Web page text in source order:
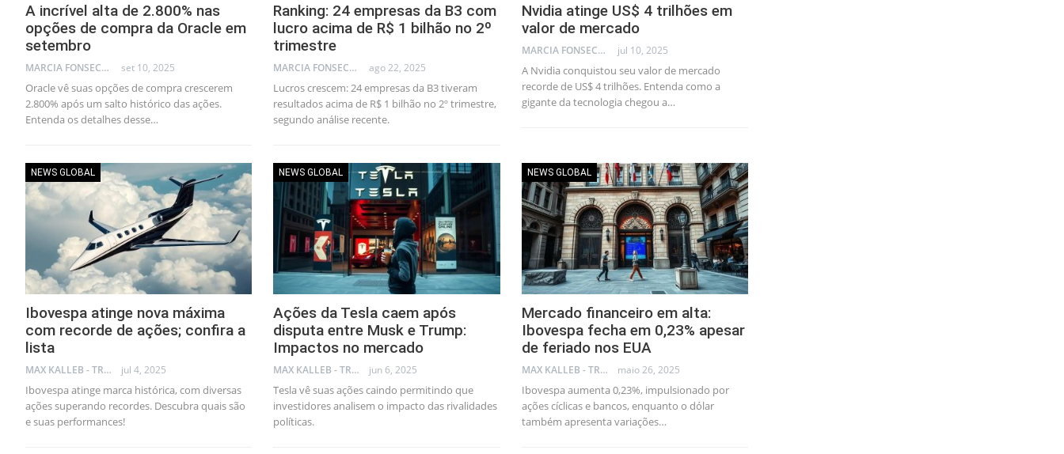
A incrível alta de 2.800% nas
opções de compra da Oracle em
setembro
MARCIA FONSECA - FINANCIAL CONSULTANT set 10, 2025
Oracle vê suas opções de compra crescerem
2.800% após um salto histórico das ações.
Entenda os detalhes desse…
Ranking: 24 empresas da B3 com
lucro acima de R$ 1 bilhão no 2º
trimestre
MARCIA FONSECA - FINANCIAL CONSULTANT ago 22, 2025
Lucros crescem: 24 empresas da B3 tiveram
resultados acima de R$ 1 bilhão no 2º trimestre,
segundo análise recente.
Nvidia atinge US$ 4 trilhões em
valor de mercado
MARCIA FONSECA - FINANCIAL CONSULTANT jul 10, 2025
A Nvidia conquistou seu valor de mercado
recorde de US$ 4 trilhões. Entenda como a
gigante da tecnologia chegou a…
NEWS GLOBAL
Ibovespa atinge nova máxima
com recorde de ações; confira a
lista
MAX KALLEB - TRADER jul 4, 2025
Ibovespa atinge marca histórica, com diversas
ações superando recordes. Descubra quais são
e suas performances!
NEWS GLOBAL
Ações da Tesla caem após
disputa entre Musk e Trump:
Impactos no mercado
MAX KALLEB - TRADER jun 6, 2025
Tesla vê suas ações caindo permitindo que
investidores analisem o impacto das rivalidades
políticas.
NEWS GLOBAL
Mercado financeiro em alta:
Ibovespa fecha em 0,23% apesar
de feriado nos EUA
MAX KALLEB - TRADER maio 26, 2025
Ibovespa aumenta 0,23%, impulsionado por
ações cíclicas e bancos, enquanto o dólar
também apresenta variações…